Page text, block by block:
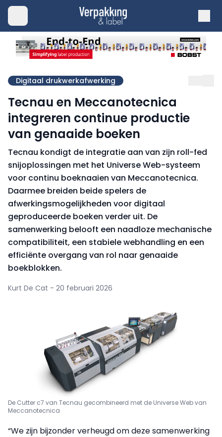
Digitaal drukwerkafwerking
Tecnau en Meccanotecnica
integreren continue productie
van genaaide boeken
Tecnau kondigt de integratie aan van zijn roll-fed
snijoplossingen met het Universe Web-systeem
voor continu boeknaaien van Meccanotecnica.
Daarmee breiden beide spelers de
afwerkingsmogelijkheden voor digitaal
geproduceerde boeken verder uit. De
samenwerking belooft een naadloze mechanische
compatibiliteit, een stabiele webhandling en een
efficiënte overgang van rol naar genaaide
boekblokken.
Kurt De Cat - 20 februari 2026
De Cutter c7 van Tecnau gecombineerd met de Universe Web van
Meccanotecnica
“We zijn bijzonder verheugd om deze samenwerking